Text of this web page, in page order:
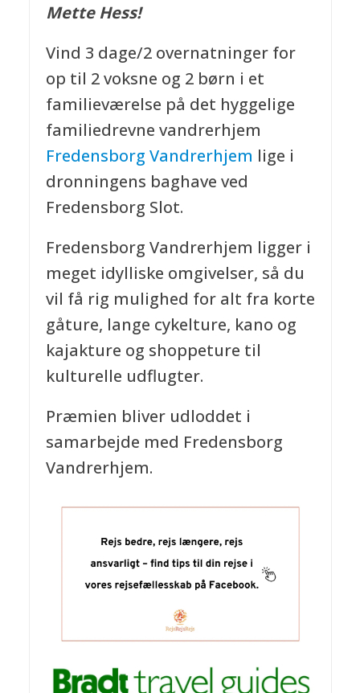
Mette Hess!
Vind 3 dage/2 overnatninger for
op til 2 voksne og 2 børn i et
familieværelse på det hyggelige
familiedrevne vandrerhjem
Fredensborg Vandrerhjem lige i
dronningens baghave ved
Fredensborg Slot.
Fredensborg Vandrerhjem ligger i
meget idylliske omgivelser, så du
vil få rig mulighed for alt fra korte
gåture, lange cykelture, kano og
kajakture og shoppeture til
kulturelle udflugter.
Præmien bliver udloddet i
samarbejde med Fredensborg
Vandrerhjem.